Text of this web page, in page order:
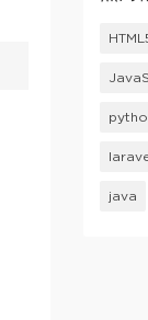
java